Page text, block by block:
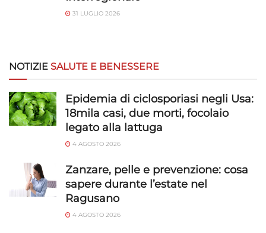
31 LUGLIO 2026
NOTIZIE SALUTE E BENESSERE
Epidemia di ciclosporiasi negli Usa:
18mila casi, due morti, focolaio
legato alla lattuga
4 AGOSTO 2026
Zanzare, pelle e prevenzione: cosa
sapere durante l’estate nel
Ragusano
4 AGOSTO 2026